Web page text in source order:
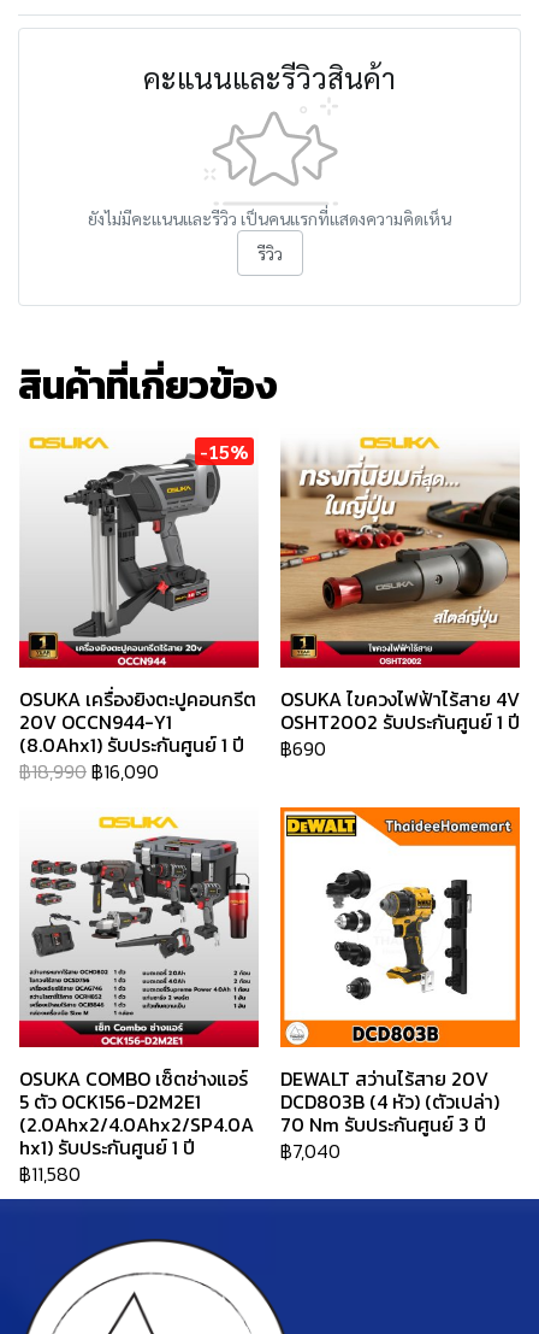
คะแนนและรีวิวสินค้า
ยังไม่มีคะแนนและรีวิว เป็นคนแรกที่แสดงความคิดเห็น
รีวิว
สินค้าที่เกี่ยวข้อง
-15%
OSUKA เครื่องยิงตะปูคอนกรีต
20V OCCN944-Y1
(8.0Ahx1) รับประกันศูนย์ 1 ปี
฿18,990฿16,090
OSUKA ไขควงไฟฟ้าไร้สาย 4V
OSHT2002 รับประกันศูนย์ 1 ปี
฿690
OSUKA COMBO เซ็ตช่างแอร์
5 ตัว OCK156-D2M2E1
(2.0Ahx2/4.0Ahx2/SP4.0A
hx1) รับประกันศูนย์ 1 ปี
฿11,580
DEWALT สว่านไร้สาย 20V
DCD803B (4 หัว) (ตัวเปล่า)
70 Nm รับประกันศูนย์ 3 ปี
฿7,040